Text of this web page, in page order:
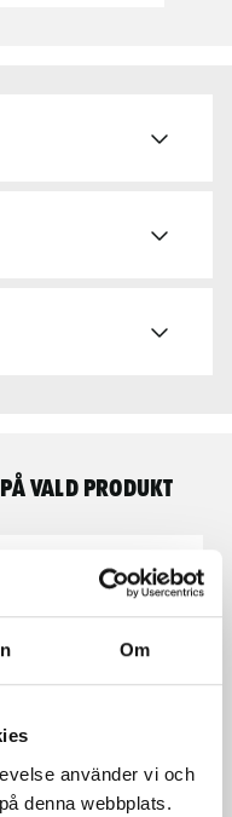
Om
använder vi och
denna webbplats.
på vald produkt
HSS TIN
118°